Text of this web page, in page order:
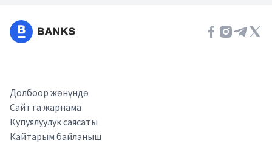
Долбоор жөнүндө
Сайтта жарнама
Купуялуулук саясаты
Кайтарым байланыш